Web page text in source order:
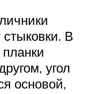
В
угол
основой,